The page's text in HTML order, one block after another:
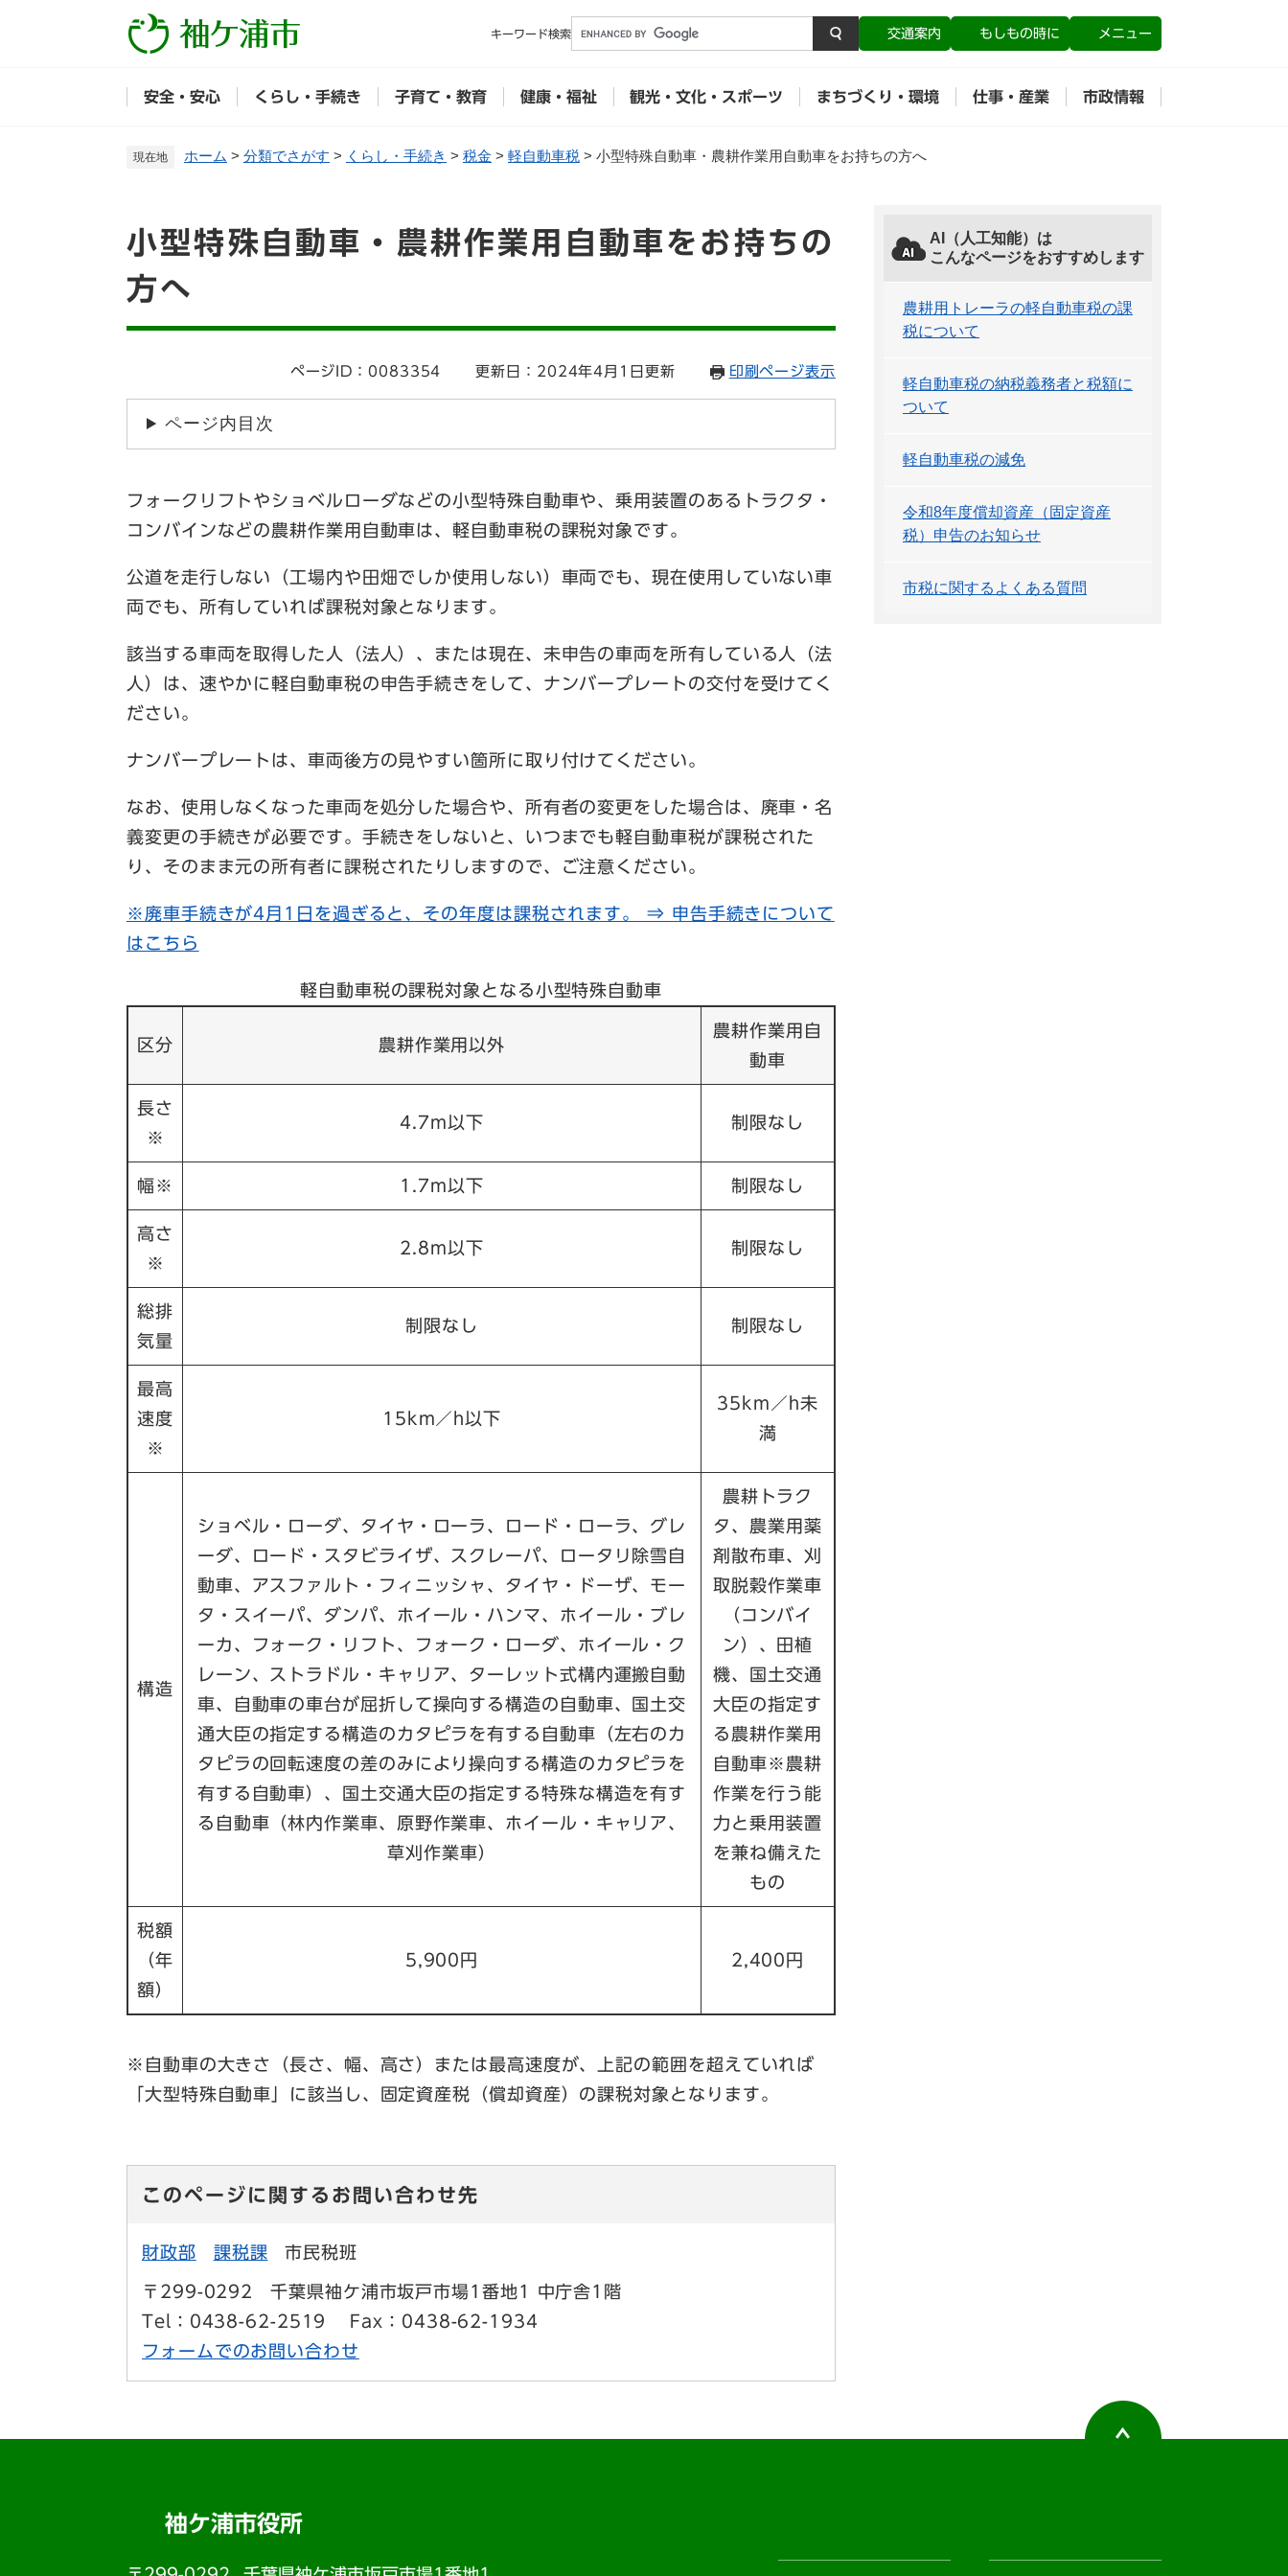
メニューを飛ばして本文へ
キーワード検索 交通案内 もしもの時に メニュー
安全・安心 くらし・手続き 子育て・教育 健康・福祉 観光・文化・スポーツ まちづくり・環境 仕事・産業 市政情報
現在地 ホーム > 分類でさがす > くらし・手続き > 税金 > 軽自動車税 > 小型特殊自動車・農耕作業用自動車をお持ちの方へ
文
小型特殊自動車・農耕作業用自動車をお持ちの
方へ
ページID：0083354 更新日：2024年4月1日更新 印刷ページ表示
ページ内目次
フォークリフトやショベルローダなどの小型特殊自動車や、乗用装置のあるトラクタ・
コンバインなどの農耕作業用自動車は、軽自動車税の課税対象です。
公道を走行しない（工場内や田畑でしか使用しない）車両でも、現在使用していない車
両でも、所有していれば課税対象となります。
該当する車両を取得した人（法人）、または現在、未申告の車両を所有している人（法
人）は、速やかに軽自動車税の申告手続きをして、ナンバープレートの交付を受けてく
ださい。
ナンバープレートは、車両後方の見やすい箇所に取り付けてください。
なお、使用しなくなった車両を処分した場合や、所有者の変更をした場合は、廃車・名
義変更の手続きが必要です。手続きをしないと、いつまでも軽自動車税が課税された
り、そのまま元の所有者に課税されたりしますので、ご注意ください。
※廃車手続きが4月1日を過ぎると、その年度は課税されます。 ⇒ 申告手続きについて
はこちら
軽自動車税の課税対象となる小型特殊自動車
区分 農耕作業用以外
農耕作業用自
動車
長さ
※
4.7m以下 制限なし
幅※ 1.7m以下 制限なし
高さ
※
2.8m以下 制限なし
総排
気量
制限なし 制限なし
最高
速度
※
15km／h以下
35km／h未
満
構造
ショベル・ローダ、タイヤ・ローラ、ロード・ローラ、グレ
ーダ、ロード・スタビライザ、スクレーパ、ロータリ除雪自
動車、アスファルト・フィニッシャ、タイヤ・ドーザ、モー
タ・スイーパ、ダンパ、ホイール・ハンマ、ホイール・ブレ
ーカ、フォーク・リフト、フォーク・ローダ、ホイール・ク
レーン、ストラドル・キャリア、ターレット式構内運搬自動
車、自動車の車台が屈折して操向する構造の自動車、国土交
通大臣の指定する構造のカタピラを有する自動車（左右のカ
タピラの回転速度の差のみにより操向する構造のカタピラを
有する自動車）、国土交通大臣の指定する特殊な構造を有す
る自動車（林内作業車、原野作業車、ホイール・キャリア、
草刈作業車）
農耕トラク
タ、農業用薬
剤散布車、刈
取脱穀作業車
（コンバイ
ン）、田植
機、国土交通
大臣の指定す
る農耕作業用
自動車※農耕
作業を行う能
力と乗用装置
を兼ね備えた
もの
税額
（年
額）
5,900円 2,400円
※自動車の大きさ（長さ、幅、高さ）または最高速度が、上記の範囲を超えていれば
「大型特殊自動車」に該当し、固定資産税（償却資産）の課税対象となります。
このページに関するお問い合わせ先
財政部 課税課 市民税班
〒299-0292
千葉県袖ケ浦市坂戸市場1番地1 中庁舎1階
Tel：0438-62-2519
Fax：0438-62-1934
フォームでのお問い合わせ
AI（人工知能）は
こんなページをおすすめします
農耕用トレーラの軽自動車税の課
税について
軽自動車税の納税義務者と税額に
ついて
軽自動車税の減免
令和8年度償却資産（固定資産
税）申告のお知らせ
市税に関するよくある質問
袖ケ浦市役所